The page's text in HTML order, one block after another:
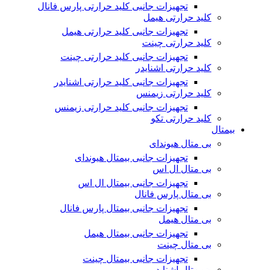
تجهیزات جانبی کلید حرارتی پارس فانال
کلید حرارتی هیمل
تجهیزات جانبی کلید حرارتی هیمل
کلید حرارتی چینت
تجهیزات جانبی کلید حرارتی چینت
کلید حرارتی اشنایدر
تجهیزات جانبی کلید حرارتی اشنایدر
کلید حرارتی زیمنس
تجهیزات جانبی کلید حرارتی زیمنس
کلید حرارتی تکو
بیمتال
بی متال هیوندای
تجهیزات جانبی بیمتال هیوندای
بی متال ال اس
تجهیزات جانبی بیمتال ال اس
بی متال پارس فانال
تجهیزات جانبی بیمتال پارس فانال
بی متال هیمل
تجهیزات جانبی بیمتال هیمل
بی متال چینت
تجهیزات جانبی بیمتال چینت